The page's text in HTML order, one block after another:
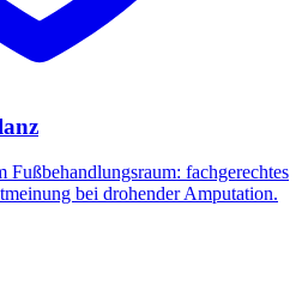
fachgerechtes
bei drohender Amputation.